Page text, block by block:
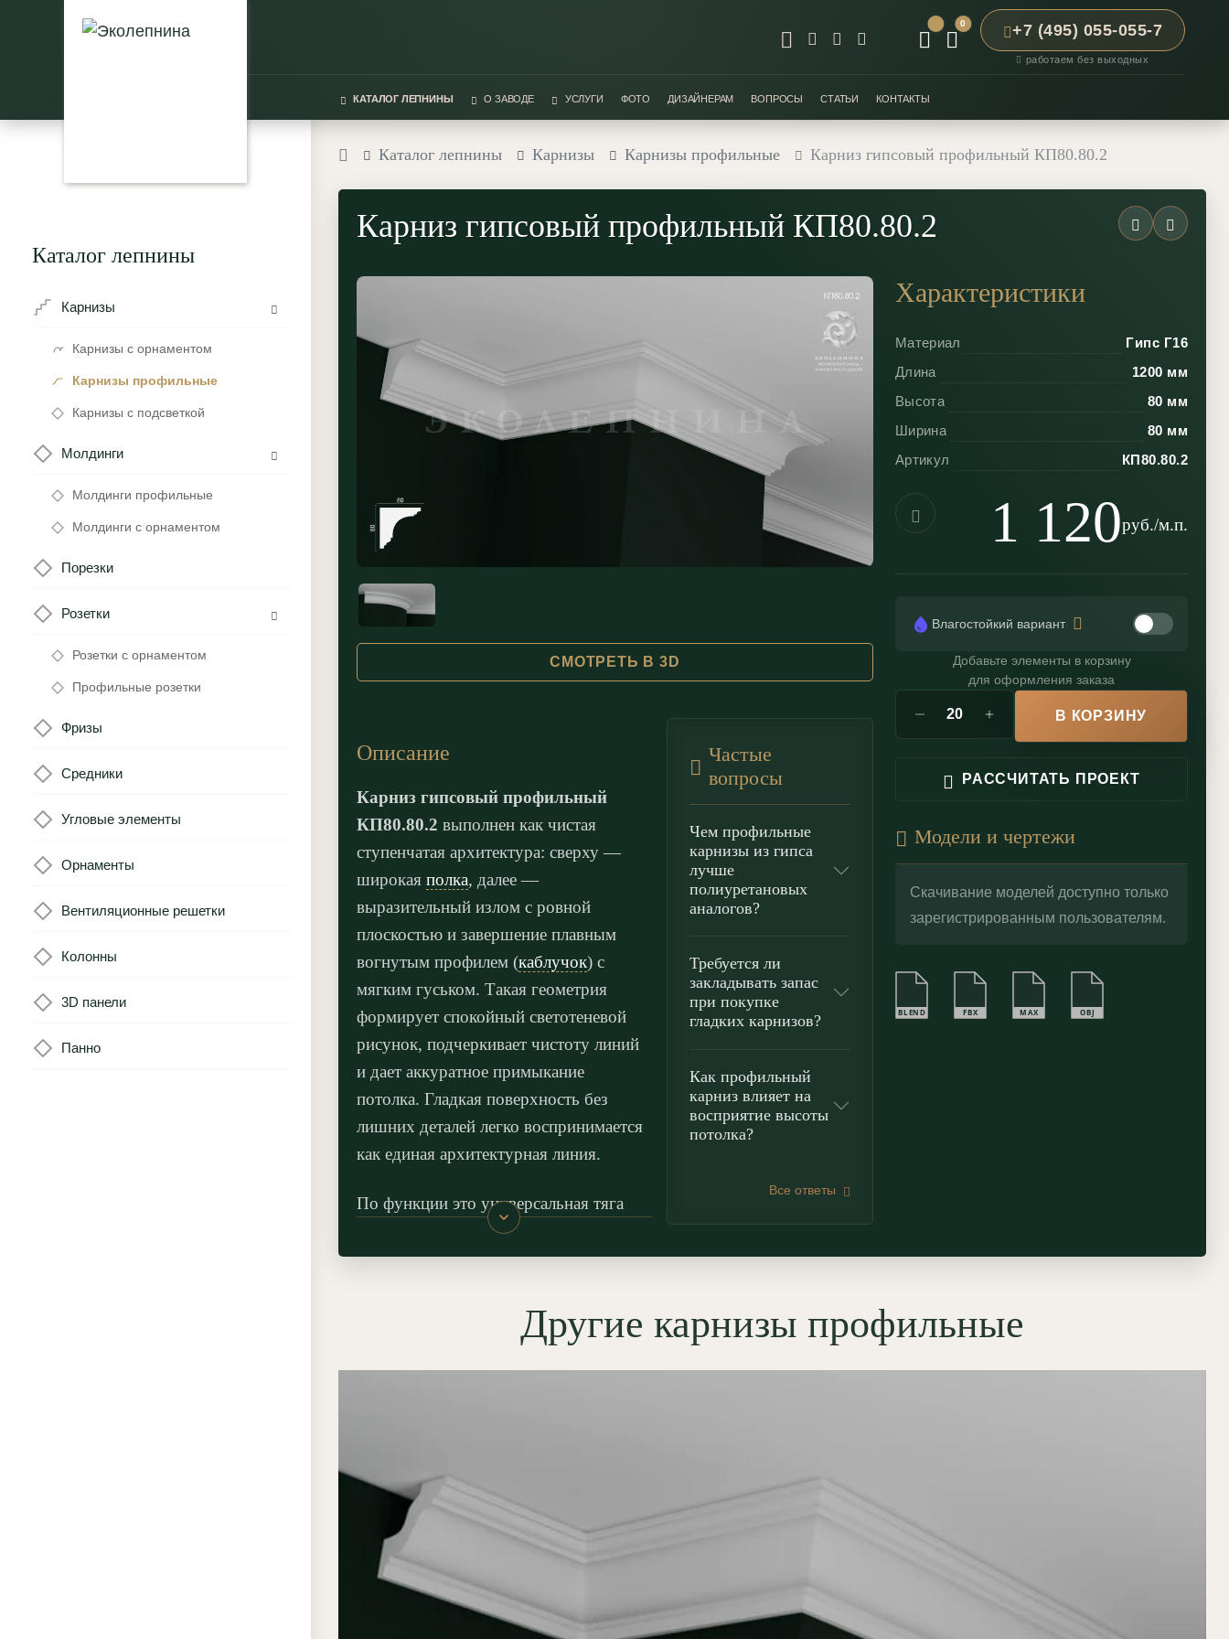
0 +7 (495) 055-055-7
работаем без выходных
КАТАЛОГ ЛЕПНИНЫ О ЗАВОДЕ УСЛУГИ ФОТО ДИЗАЙНЕРАМ ВОПРОСЫ СТАТЬИ КОНТАКТЫ
Каталог лепнины
Карнизы
Карнизы с орнаментом
Карнизы профильные
Карнизы с подсветкой
Молдинги
Молдинги профильные
Молдинги с орнаментом
Порезки
Розетки
Розетки с орнаментом
Профильные розетки
Фризы
Средники
Угловые элементы
Орнаменты
Вентиляционные решетки
Колонны
3D панели
Панно
Каталог лепнины Карнизы Карнизы профильные Карниз гипсовый профильный КП80.80.2
Карниз гипсовый профильный КП80.80.2
СМОТРЕТЬ В 3D
Описание
Карниз гипсовый профильный
КП80.80.2 выполнен как чистая
ступенчатая архитектура: сверху —
широкая полка, далее —
выразительный излом с ровной
плоскостью и завершение плавным
вогнутым профилем (каблучок) с
мягким гуськом. Такая геометрия
формирует спокойный светотеневой
рисунок, подчеркивает чистоту линий
и дает аккуратное примыкание
потолка. Гладкая поверхность без
лишних деталей легко воспринимается
как единая архитектурная линия.
По функции это универсальная тяга
для оформления периметра и
визуального расширения пространства:
изгиб смягчает угол, делая переход
«стена–потолок» собранным и
эстетичным. Карниз органично
важны пропорции и точная геометрия.
Преимущества гипсовых
профильных карнизов
«ЭКОЛЕПНИНА»
Идеальная гладкость:
Частые
вопросы
Чем профильные
карнизы из гипса
лучше
полиуретановых
аналогов?
Требуется ли
закладывать запас
при покупке
гладких карнизов?
Как профильный
карниз влияет на
восприятие высоты
потолка?
Все ответы
Характеристики
Материал
Гипс Г16
Длина
1200 мм
Высота
80 мм
Ширина
80 мм
Артикул
КП80.80.2
1 120руб./м.п.
Влагостойкий вариант
Добавьте элементы в корзину
для оформления заказа
В КОРЗИНУ
РАССЧИТАТЬ ПРОЕКТ
Модели и чертежи
Скачивание моделей доступно только
зарегистрированным пользователям.
BLEND FBX MAX OBJ
Другие карнизы профильные